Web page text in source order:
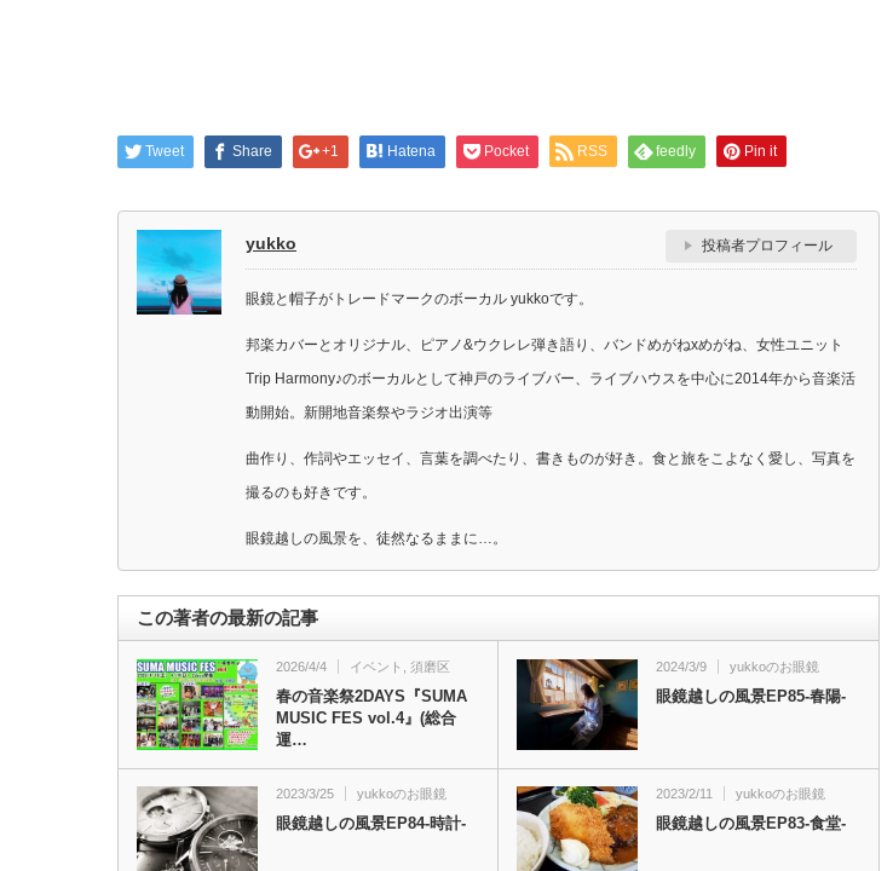
Tweet Share +1 Hatena Pocket RSS feedly Pin it
yukko 投稿者プロフィール
眼鏡と帽子がトレードマークのボーカル yukkoです。
邦楽カバーとオリジナル、ピアノ&ウクレレ弾き語り、バンドめがねxめがね、女性ユニット
Trip Harmony♪のボーカルとして神戸のライブバー、ライブハウスを中心に2014年から音楽活
動開始。新開地音楽祭やラジオ出演等
曲作り、作詞やエッセイ、言葉を調べたり、書きものが好き。食と旅をこよなく愛し、写真を
撮るのも好きです。
眼鏡越しの風景を、徒然なるままに…。
この著者の最新の記事
2026/4/4 イベント 須磨区
春の音楽祭2DAYS『SUMA
MUSIC FES vol.4』(総合
運…
2024/3/9 yukkoのお眼鏡
眼鏡越しの風景EP85-春陽-
2023/3/25 yukkoのお眼鏡
眼鏡越しの風景EP84-時計-
2023/2/11 yukkoのお眼鏡
眼鏡越しの風景EP83-食堂-